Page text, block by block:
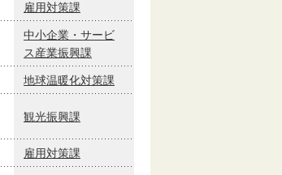
雇用対策課
中小企業・サービ
ス産業振興課
地球温暖化対策課
観光振興課
雇用対策課